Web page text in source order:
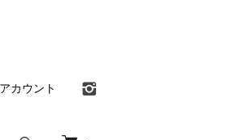
カウント